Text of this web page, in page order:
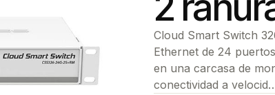
Cloud Smart Switch
Ethernet de 24
en una carcasa de
conectividad a